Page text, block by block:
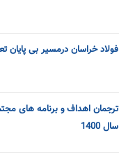
فولاد خراسان درمسیر بی پایان
ترجمان اهداف و برنامه های
سال 1400